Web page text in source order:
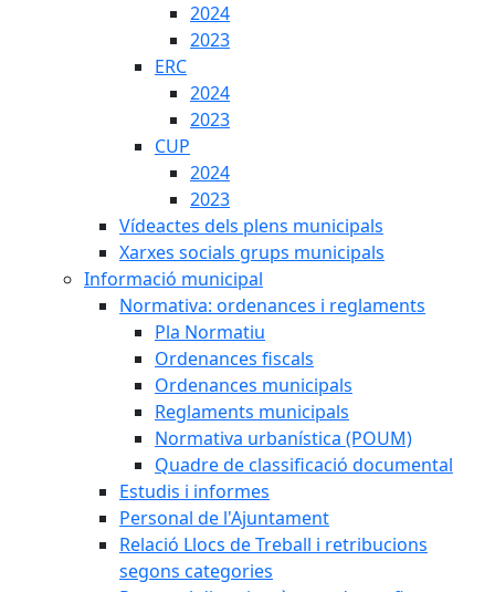
2024
2023
ERC
2024
2023
CUP
2024
2023
Vídeactes dels plens municipals
Xarxes socials grups municipals
Informació municipal
Normativa: ordenances i reglaments
Pla Normatiu
Ordenances fiscals
Ordenances municipals
Reglaments municipals
Normativa urbanística (POUM)
Quadre de classificació documental
Estudis i informes
Personal de l'Ajuntament
Relació Llocs de Treball i retribucions
segons categories